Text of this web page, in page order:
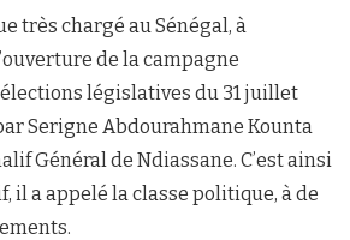
très chargé au Sénégal, à
de la campagne
législatives du 31 juillet
Serigne Abdourahmane Kounta
Général de Ndiassane. C’est ainsi
il a appelé la classe politique, à de